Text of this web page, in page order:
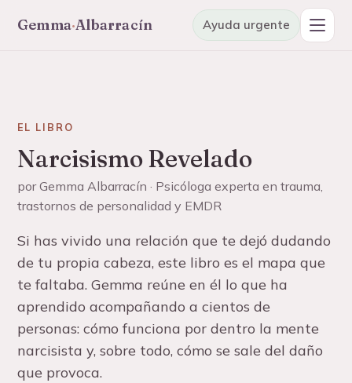
Gemma·Albarracín Ayuda urgente
Cursos y programas
Online, a tu ritmo, desde cualquier país
Artículos y guías
Para entender lo que estás viviendo
Mapa del abuso narcisista
El diccionario, etapa a etapa: encuéntrate en el recorrido
Chat de apoyo
Test gratuito
Pon nombre a lo que vives, en 3 minutos
EL LIBRO
Narcisismo Revelado
por Gemma Albarracín · Psicóloga experta en trauma,
trastornos de personalidad y EMDR
Si has vivido una relación que te dejó dudando
de tu propia cabeza, este libro es el mapa que
te faltaba. Gemma reúne en él lo que ha
aprendido acompañando a cientos de
personas: cómo funciona por dentro la mente
narcisista y, sobre todo, cómo se sale del daño
que provoca.